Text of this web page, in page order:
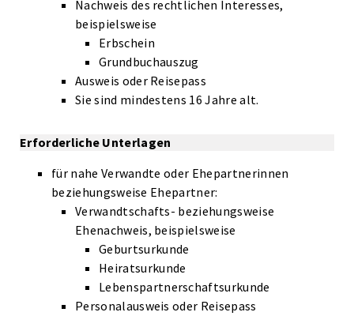
Nachweis des rechtlichen Interesses,
beispielsweise
Erbschein
Grundbuchauszug
Ausweis oder Reisepass
Sie sind mindestens 16 Jahre alt.
Erforderliche Unterlagen
für nahe Verwandte oder Ehepartnerinnen
beziehungsweise Ehepartner:
Verwandtschafts- beziehungsweise
Ehenachweis, beispielsweise
Geburtsurkunde
Heiratsurkunde
Lebenspartnerschaftsurkunde
Personalausweis oder Reisepass